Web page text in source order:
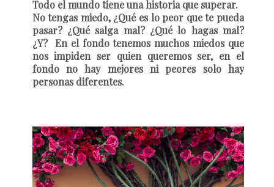
Todo el mundo tiene una historia que superar.
No tengas miedo, ¿Qué es lo peor que te pueda
pasar? ¿Qué salga mal? ¿Qué lo hagas mal?
¿Y? En el fondo tenemos muchos miedos que
nos impiden ser quien queremos ser, en el
fondo no hay mejores ni peores solo hay
personas diferentes.